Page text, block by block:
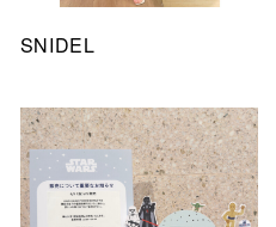
SNIDEL